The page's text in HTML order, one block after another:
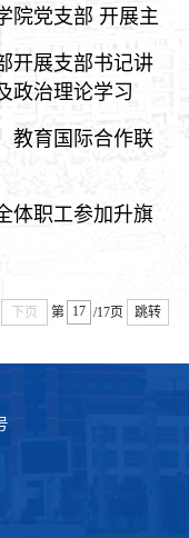
院党支部 开展主
开展支部书记讲
政治理论学习
教育国际合作联
体职工参加升旗
下页 第 /17页 跳转